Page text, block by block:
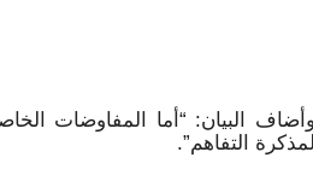
وأضاف البيان: “أما المفاوضات
لمذكرة التفاهم”.